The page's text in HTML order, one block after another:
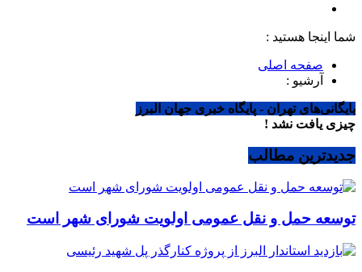
شما اینجا هستید :
صفحه اصلی
آرشیو :
بایگانی‌های تهران - پایگاه خبری جهان البرز
چیزی یافت نشد !
جدیدترین مطالب
توسعه حمل و نقل عمومی اولویت شورای شهر است